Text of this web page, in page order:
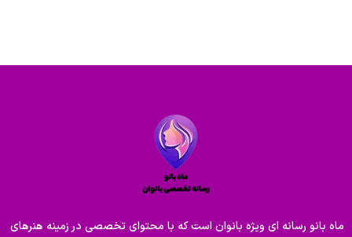
ماه بانو رسانه ای ویژه بانوان است که با محتوای تخصصی در زمینه هنرهای